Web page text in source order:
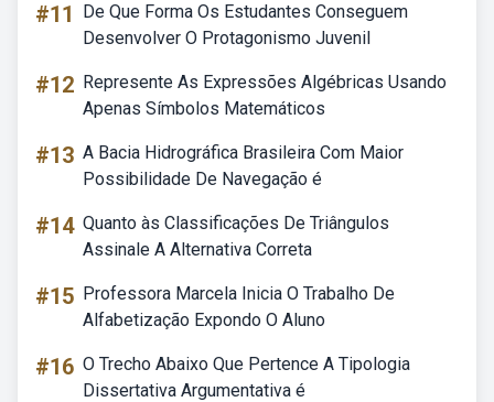
#11
De Que Forma Os Estudantes Conseguem
Desenvolver O Protagonismo Juvenil
#12 Represente As Expressões Algébricas Usando
Apenas Símbolos Matemáticos
#13 A Bacia Hidrográfica Brasileira Com Maior
Possibilidade De Navegação é
#14 Quanto às Classificações De Triângulos
Assinale A Alternativa Correta
#15 Professora Marcela Inicia O Trabalho De
Alfabetização Expondo O Aluno
#16 O Trecho Abaixo Que Pertence A Tipologia
Dissertativa Argumentativa é